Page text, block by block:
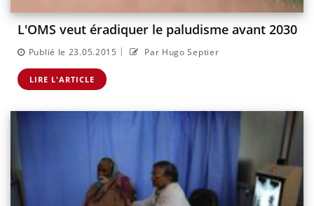
L'OMS veut éradiquer le paludisme avant 2030
Publié le 23.05.2015 | Par Hugo Septier
LIRE L'ARTICLE